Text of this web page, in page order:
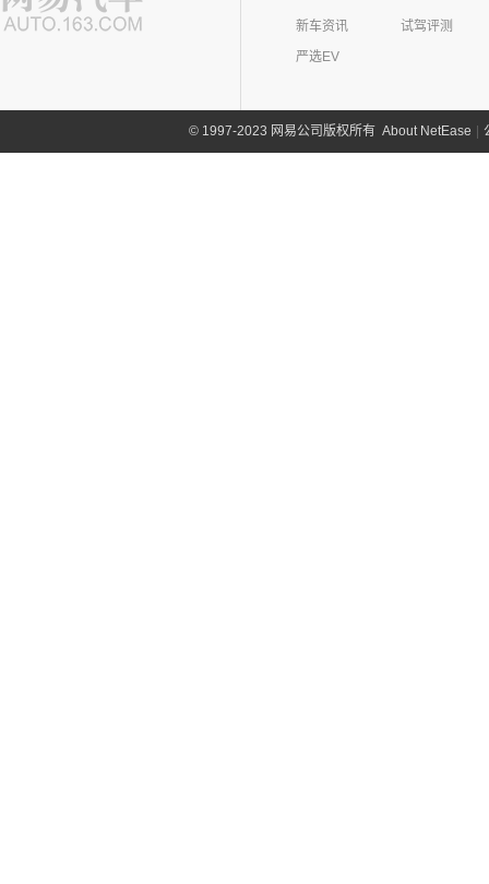
新车资讯
试驾评测
严选EV
©1997-2023 网易公司版权所有 About NetEase